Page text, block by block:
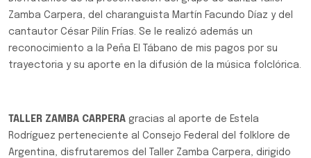
Zamba Carpera, del charanguista Martín Facundo Díaz y del
cantautor César Pilín Frías. Se le realizó además un
reconocimiento a la Peña El Tábano de mis pagos por su
trayectoria y su aporte en la difusión de la música folclórica.
TALLER ZAMBA CARPERA gracias al aporte de Estela
Rodríguez perteneciente al Consejo Federal del folklore de
Argentina, disfrutaremos del Taller Zamba Carpera, dirigido